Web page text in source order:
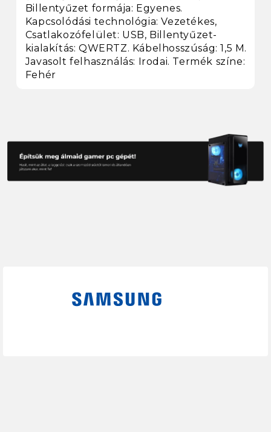
Billentyűzet formája: Egyenes.
Kapcsolódási technológia: Vezetékes,
Csatlakozófelület: USB, Billentyűzet-
kialakítás: QWERTZ. Kábelhosszúság: 1,5 M.
Javasolt felhasználás: Irodai. Termék színe:
Fehér